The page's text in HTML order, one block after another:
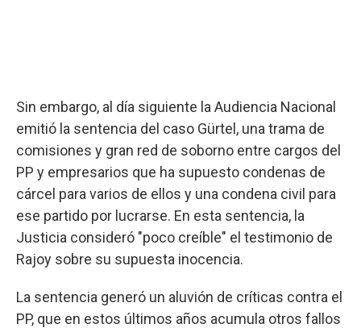
Sin embargo, al día siguiente la Audiencia Nacional
emitió la sentencia del caso Gürtel, una trama de
comisiones y gran red de soborno entre cargos del
PP y empresarios que ha supuesto condenas de
cárcel para varios de ellos y una condena civil para
ese partido por lucrarse. En esta sentencia, la
Justicia consideró "poco creíble" el testimonio de
Rajoy sobre su supuesta inocencia.
La sentencia generó un aluvión de críticas contra el
PP, que en estos últimos años acumula otros fallos